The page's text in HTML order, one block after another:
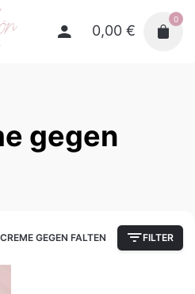
0,00 €
0
gegen
GEGEN FALTEN FILTER